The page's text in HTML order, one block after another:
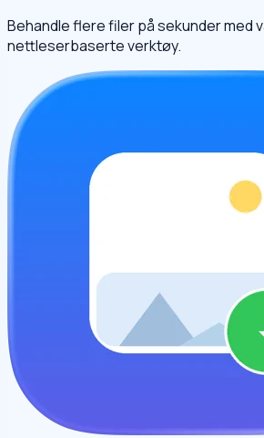
Behandle flere filer på sekunder med
nettleserbaserte verktøy.